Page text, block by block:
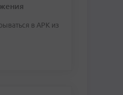
в APK из